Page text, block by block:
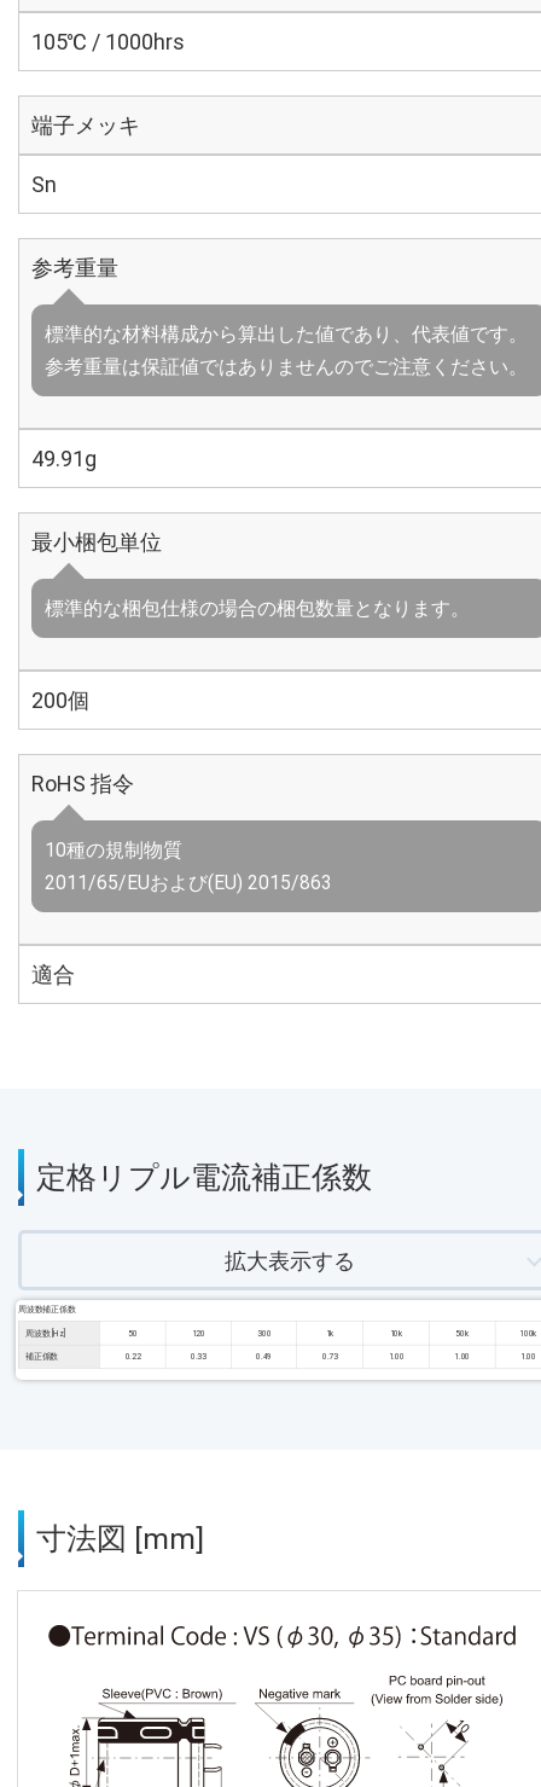
105℃ / 1000hrs
端子メッキ
Sn
参考重量
標準的な材料構成から算出した値であり、代表値です。
参考重量は保証値ではありませんのでご注意ください。
49.91g
最小梱包単位
標準的な梱包仕様の場合の梱包数量となります。
200個
RoHS 指令
10種の規制物質
2011/65/EUおよび(EU) 2015/863
適合
定格リプル電流補正係数
拡大表示する
周波数補正係数
周波数 [Hz] 50 120 300 1k 10k 50k 100k
補正係数 0.22 0.33 0.49 0.73 1.00 1.00 1.00
寸法図 [mm]